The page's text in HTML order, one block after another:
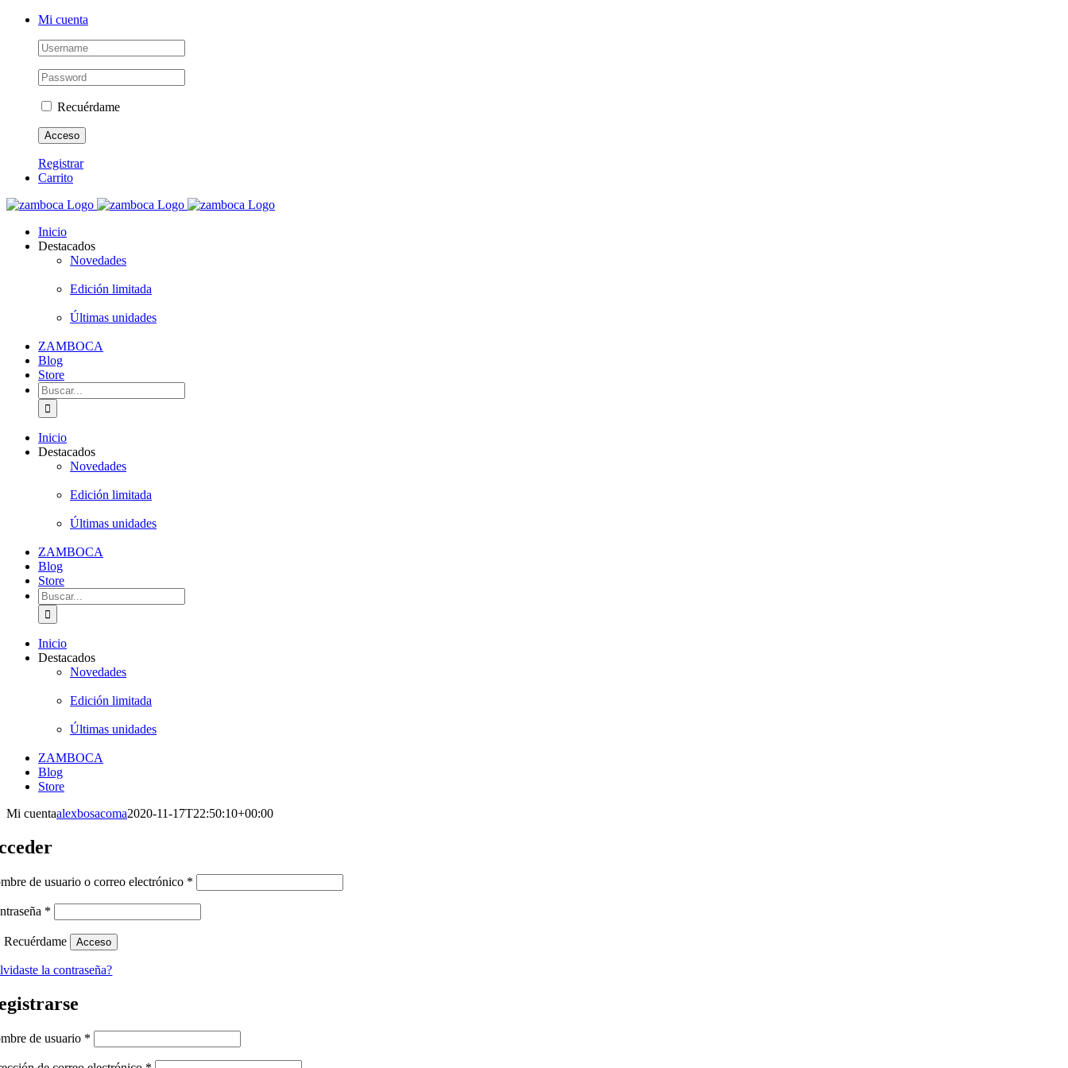
Saltar
contenido
InstagramMi cuenta
Recuérdame
Registrar
Carrito
Inicio
Destacados
Novedades
Edición limitada
Últimas unidades
ZAMBOCA
Blog
Store
Buscar:
Inicio
Destacados
Novedades
Edición limitada
Últimas unidades
ZAMBOCA
Blog
Store
Buscar:
Inicio
Destacados
Novedades
Edición limitada
Últimas unidades
ZAMBOCA
Blog
Store
Mi cuentaalexbosacoma2020-11-17T22:50:10+00:00
de usuario o correo electrónico *
*
Recuérdame Acceso
la contraseña?
de usuario *